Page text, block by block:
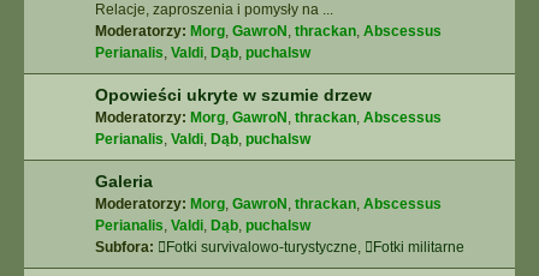
Relacje, zaproszenia i pomysły na ...
Moderatorzy: Morg, GawroN , thrackan, Abscessus
Perianalis, Valdi, Dąb, puchalsw
Opowieści ukryte w szumie drzew
Moderatorzy: Morg, GawroN , thrackan, Abscessus
Perianalis, Valdi, Dąb, puchalsw
Galeria
Moderatorzy: Morg, GawroN , thrackan, Abscessus
Perianalis, Valdi, Dąb, puchalsw
Subfora:
Fotki survivalowo-turystyczne, Fotki militarne